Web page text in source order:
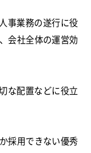
事業務の遂行に役
会社全体の運営効
な配置などに役立
採用できない優秀